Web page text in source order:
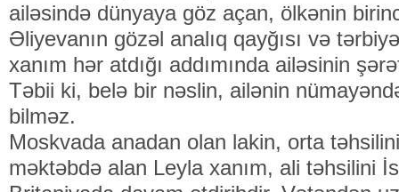
ailəsində dünyaya göz açan, ölkənin
Əliyevanın gözəl analıq qayğısı və
xanım hər atdığı addımında ailəsinin
Təbii ki, belə bir nəslin, ailənin
bilməz.
Moskvada anadan olan lakin, orta
məktəbdə alan Leyla xanım, ali təhsilini